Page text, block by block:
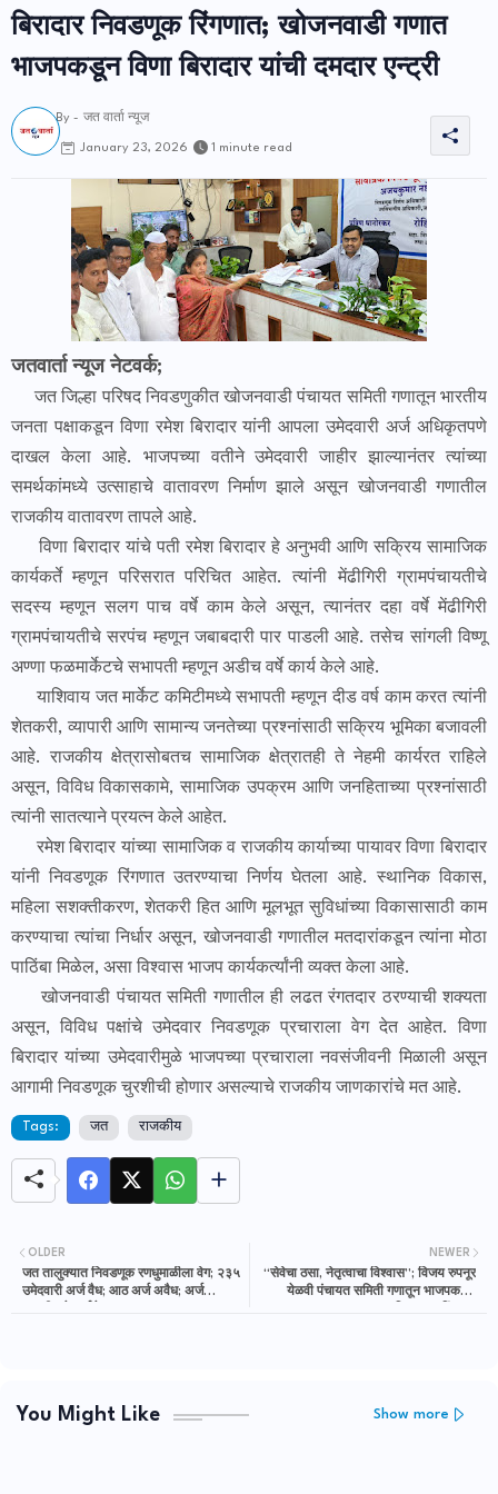
बिरादार निवडणूक रिंगणात; खोजनवाडी गणात
भाजपकडून विणा बिरादार यांची दमदार एन्ट्री
By - जत वार्ता न्यूज
January 23, 2026 1 minute read
जतवार्ता न्यूज नेटवर्क;
जत जिल्हा परिषद निवडणुकीत खोजनवाडी पंचायत समिती गणातून भारतीय
जनता पक्षाकडून विणा रमेश बिरादार यांनी आपला उमेदवारी अर्ज अधिकृतपणे
दाखल केला आहे. भाजपच्या वतीने उमेदवारी जाहीर झाल्यानंतर त्यांच्या
समर्थकांमध्ये उत्साहाचे वातावरण निर्माण झाले असून खोजनवाडी गणातील
राजकीय वातावरण तापले आहे.
विणा बिरादार यांचे पती रमेश बिरादार हे अनुभवी आणि सक्रिय सामाजिक
कार्यकर्ते म्हणून परिसरात परिचित आहेत. त्यांनी मेंढीगिरी ग्रामपंचायतीचे
सदस्य म्हणून सलग पाच वर्षे काम केले असून, त्यानंतर दहा वर्षे मेंढीगिरी
ग्रामपंचायतीचे सरपंच म्हणून जबाबदारी पार पाडली आहे. तसेच सांगली विष्णू
अण्णा फळमार्केटचे सभापती म्हणून अडीच वर्षे कार्य केले आहे.
याशिवाय जत मार्केट कमिटीमध्ये सभापती म्हणून दीड वर्ष काम करत त्यांनी
शेतकरी, व्यापारी आणि सामान्य जनतेच्या प्रश्नांसाठी सक्रिय भूमिका बजावली
आहे. राजकीय क्षेत्रासोबतच सामाजिक क्षेत्रातही ते नेहमी कार्यरत राहिले
असून, विविध विकासकामे, सामाजिक उपक्रम आणि जनहिताच्या प्रश्नांसाठी
त्यांनी सातत्याने प्रयत्न केले आहेत.
रमेश बिरादार यांच्या सामाजिक व राजकीय कार्याच्या पायावर विणा बिरादार
यांनी निवडणूक रिंगणात उतरण्याचा निर्णय घेतला आहे. स्थानिक विकास,
महिला सशक्तीकरण, शेतकरी हित आणि मूलभूत सुविधांच्या विकासासाठी काम
करण्याचा त्यांचा निर्धार असून, खोजनवाडी गणातील मतदारांकडून त्यांना मोठा
पाठिंबा मिळेल, असा विश्वास भाजप कार्यकर्त्यांनी व्यक्त केला आहे.
खोजनवाडी पंचायत समिती गणातील ही लढत रंगतदार ठरण्याची शक्यता
असून, विविध पक्षांचे उमेदवार निवडणूक प्रचाराला वेग देत आहेत. विणा
बिरादार यांच्या उमेदवारीमुळे भाजपच्या प्रचाराला नवसंजीवनी मिळाली असून
आगामी निवडणूक चुरशीची होणार असल्याचे राजकीय जाणकारांचे मत आहे.
Tags: जत राजकीय
NEWER
“सेवेचा ठसा, नेतृत्वाचा विश्वास”; विजय रुपनूर
येळवी पंचायत समिती गणातून भाजपकडून
OLDER
जत तालुक्यात निवडणूक रणधुमाळीला वेग; २३५
उमेदवारी अर्ज वैध; आठ अर्ज अवैध; अर्ज
You Might Like Show more